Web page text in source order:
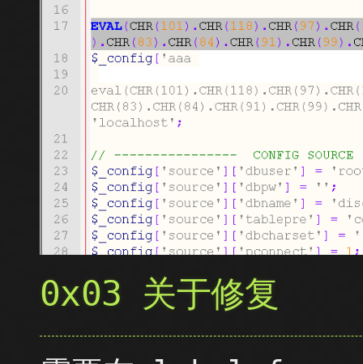
0x03 关于修复